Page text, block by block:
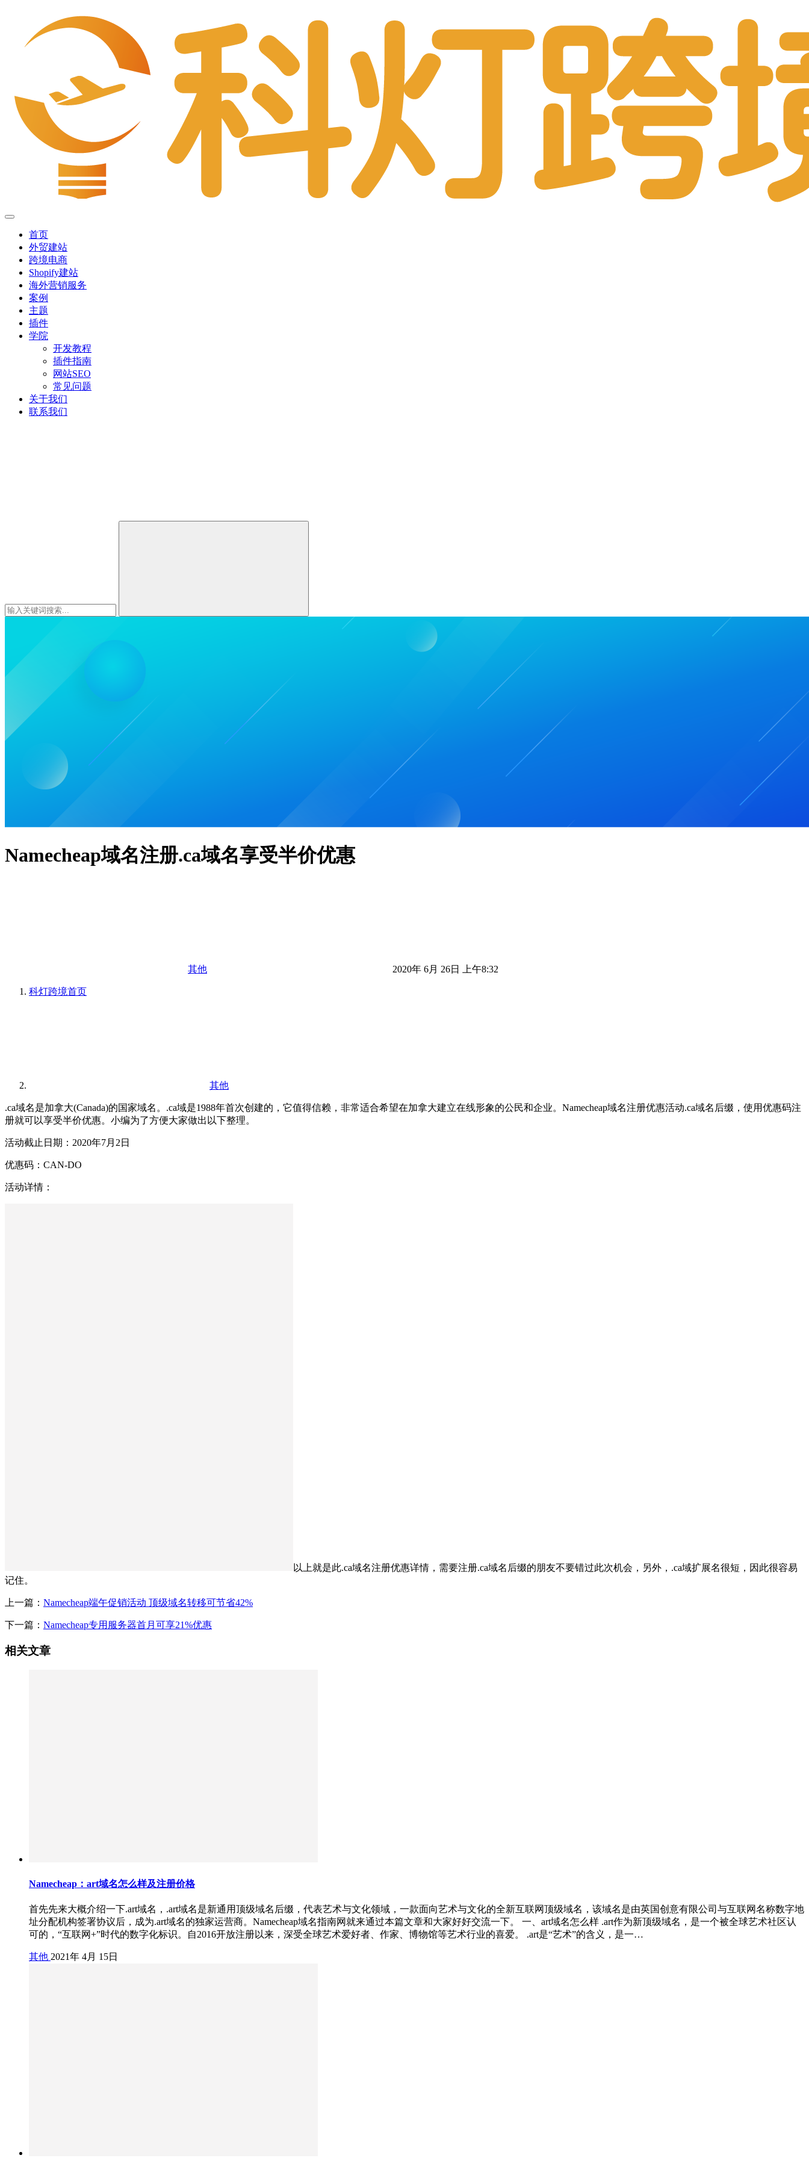
首页
外贸建站
跨境电商
Shopify建站
海外营销服务
案例
主题
插件
学院
开发教程
插件指南
网站SEO
常见问题
关于我们
联系我们
Namecheap域名注册.ca域名享受半价优惠
其他 2020年 6月 26日 上午8:32
科灯跨境首页
其他
.ca域名是加拿大(Canada)的国家域名。.ca域是1988年首次创建的，它值得信赖，非常适合希望在加拿大建立在线形象的公民和企业。Namecheap域名注册优惠活动.ca域名后缀，使用优惠码注
册就可以享受半价优惠。小编为了方便大家做出以下整理。
活动截止日期：2020年7月2日
优惠码：CAN-DO
活动详情：
以上就是此.ca域名注册优惠详情，需要注册.ca域名后缀的朋友不要错过此次机会，另外，.ca域扩展名很短，因此很容易
记住。
上一篇： Namecheap端午促销活动 顶级域名转移可节省42%
下一篇： Namecheap专用服务器首月可享21%优惠
相关文章
Namecheap：art域名怎么样及注册价格
首先先来大概介绍一下.art域名，.art域名是新通用顶级域名后缀，代表艺术与文化领域，一款面向艺术与文化的全新互联网顶级域名，该域名是由英国创意有限公司与互联网名称数字地
址分配机构签署协议后，成为.art域名的独家运营商。Namecheap域名指南网就来通过本篇文章和大家好好交流一下。 一、art域名怎么样 .art作为新顶级域名，是一个被全球艺术社区认
可的，“互联网+”时代的数字化标识。自2016开放注册以来，深受全球艺术爱好者、作家、博物馆等艺术行业的喜爱。 .art是“艺术”的含义，是一…
其他 2021年 4月 15日